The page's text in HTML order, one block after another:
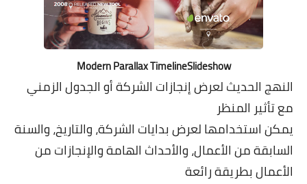
Modern Parallax TimelineSlideshow
النهج الحديث لعرض إنجازات الشركة أو الجدول الزمني
مع تأثير المنظر
يمكن استخدامها لعرض بدايات الشركة، والتاريخ، والسنة
السابقة من الأعمال، والأحداث الهامة والإنجازات من
الأعمال بطريقة رائعة